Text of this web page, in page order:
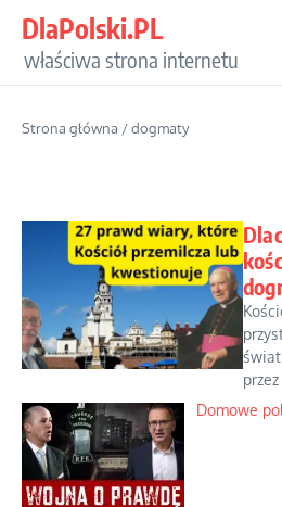
DlaPolski.PL
właściwa strona internetu
Strona główna /dogmaty
przez
Domowe